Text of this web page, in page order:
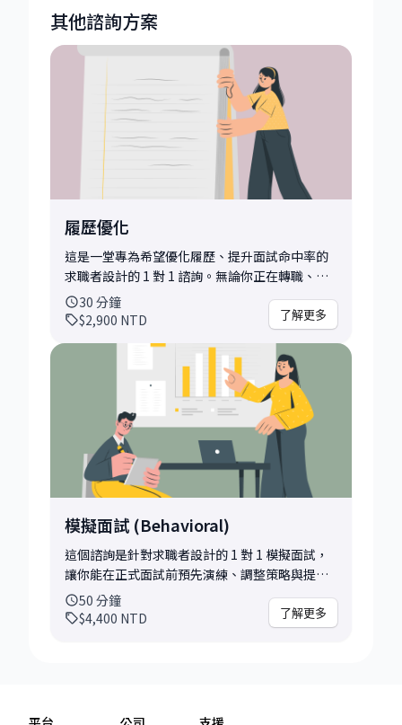
其他諮詢方案
履歷優化
這是一堂專為希望優化履歷、提升面試命中率的
求職者設計的 1 對 1 諮詢。無論你正在轉職、申
請新工作、換產業，或是希望讓履歷更有說服
力，都可以透過這個諮詢獲得具體建議與清晰方
（職位名稱／公司／產業方向），我會先進行初
步審閱，並在會談中針對以下幾個面向給予回饋
與修改建議： • 整體架構是否清楚、資訊排序是
否合理 • 關鍵成就是否有被有效地凸顯 • 描述
文字是否具備數據、行動與成果（impact-
oriented） • 是否有過度冗長、重複、不必要的
資訊 • 是否對應目標職位的需求與關鍵字 此外，
我也會協助你理解哪些段落可以調整說法、加入
哪些關鍵詞，讓你的履歷更容易被 Hiring
Manager 注意到。如果你是轉職、轉領域或剛起
步的學員，我會提供具針對性的調整策略與說服
技巧。 這個諮詢特別適合： • 對自己履歷內容沒
信心，想要專業檢視的人 • 想轉換角色或領域，
不確定怎麼包裝背景的人 • 想提升命中率與回覆
率，讓履歷更具吸引力的人 • 想知道業界實際期
30 分鐘
$2,900 NTD 了解更多
模擬面試 (Behavioral)
這個諮詢是針對求職者設計的 1 對 1 模擬面試，
讓你能在正式面試前預先演練、調整策略與提升
自信。我會根據你應徵的職位、公司與面試形
式，設計最貼近實戰的模擬流程，並在每個環節
（Behavioral / STAR 答題） 你可以在預約時提
50 分鐘
$4,400 NTD 了解更多